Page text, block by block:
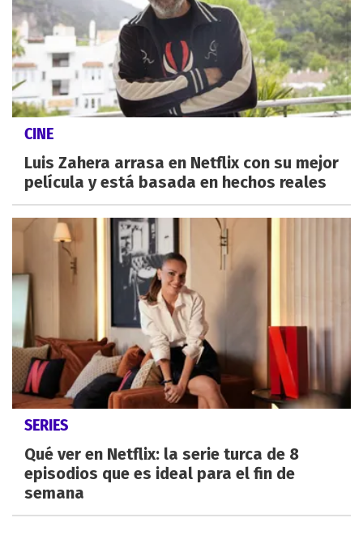
CINE
Luis Zahera arrasa en Netflix con su mejor
película y está basada en hechos reales
SERIES
Qué ver en Netflix: la serie turca de 8
episodios que es ideal para el fin de
semana